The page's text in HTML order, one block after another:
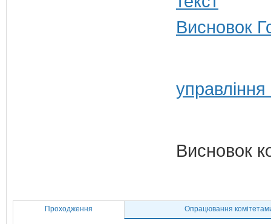
Висновок
Висновок
Проходження Опрацювання